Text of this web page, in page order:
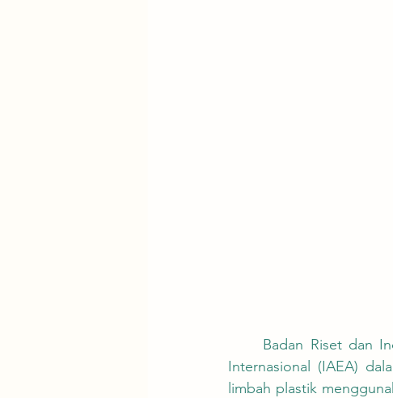
Internasional (IAEA)
limbah plastik